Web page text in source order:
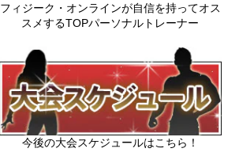
フィジーク・オンラインが自信を持ってオス
スメするTOPパーソナルトレーナー
今後の大会スケジュールはこちら！